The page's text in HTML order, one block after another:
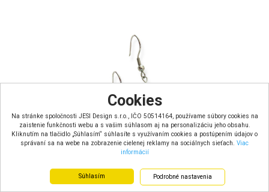
Cookies
Na stránke spoločnosti JESI Design s.r.o., IČO 50514164, používame súbory cookies na
zaistenie funkčnosti webu a s vašim súhlasom aj na personalizáciu jeho obsahu.
Kliknutím na tlačidlo „Súhlasím“ súhlasíte s využívaním cookies a postúpením údajov o
správaní sa na webe na zobrazenie cielenej reklamy na sociálnych sieťach. Viac
informácií
Súhlasím Podrobné nastavenia